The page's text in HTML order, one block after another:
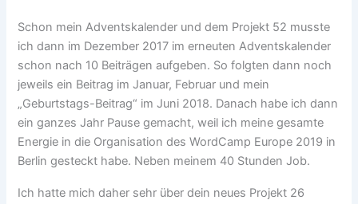
Schon mein Adventskalender und dem Projekt 52 musste
ich dann im Dezember 2017 im erneuten Adventskalender
schon nach 10 Beiträgen aufgeben. So folgten dann noch
jeweils ein Beitrag im Januar, Februar und mein
„Geburtstags-Beitrag“ im Juni 2018. Danach habe ich dann
ein ganzes Jahr Pause gemacht, weil ich meine gesamte
Energie in die Organisation des WordCamp Europe 2019 in
Berlin gesteckt habe. Neben meinem 40 Stunden Job.
Ich hatte mich daher sehr über dein neues Projekt 26